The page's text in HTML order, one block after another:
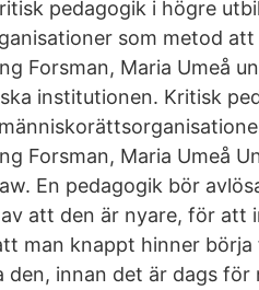
pedagogik i högre
som metod
Forsman, Maria Umeå
institutionen. Kritisk
Forsman, Maria Umeå
En pedagogik bör
att den är nyare, för att
man knappt hinner
den, innan det är dags